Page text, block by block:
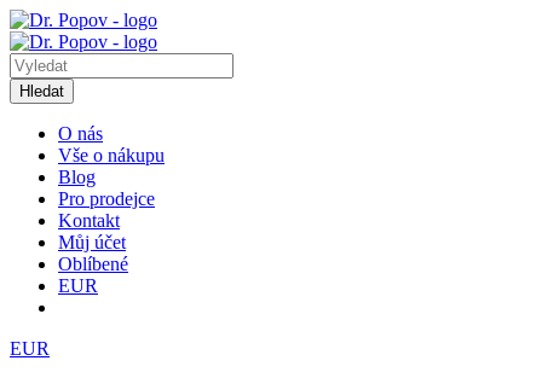
Hledat
O nás
Vše o nákupu
Blog
Pro prodejce
Kontakt
Můj účet
Oblíbené
EUR
EUR